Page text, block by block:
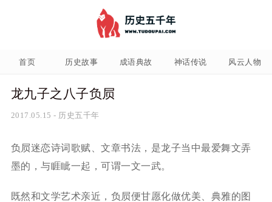
首页 历史故事 成语典故 神话传说 风云人物
龙九子之八子负屃
2017.05.15 - 历史五千年
负屃迷恋诗词歌赋、文章书法，是龙子当中最爱舞文弄
墨的，与睚眦一起，可谓一文一武。
既然和文学艺术亲近，负屃便甘愿化做优美、典雅的图